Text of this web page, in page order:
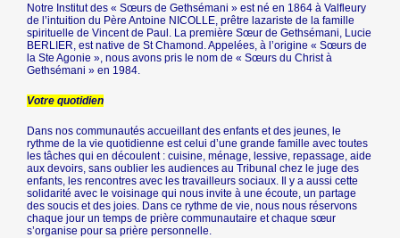
Notre Institut des « Sœurs de Gethsémani » est né en 1864 à Valfleury
de l’intuition du Père Antoine NICOLLE, prêtre lazariste de la famille
spirituelle de Vincent de Paul. La première Sœur de Gethsémani, Lucie
BERLIER, est native de St Chamond. Appelées, à l’origine « Sœurs de
la Ste Agonie », nous avons pris le nom de « Sœurs du Christ à
Gethsémani » en 1984.
Votre quotidien
Dans nos communautés accueillant des enfants et des jeunes, le
rythme de la vie quotidienne est celui d’une grande famille avec toutes
les tâches qui en découlent : cuisine, ménage, lessive, repassage, aide
aux devoirs, sans oublier les audiences au Tribunal chez le juge des
enfants, les rencontres avec les travailleurs sociaux. Il y a aussi cette
solidarité avec le voisinage qui nous invite à une écoute, un partage
des soucis et des joies. Dans ce rythme de vie, nous nous réservons
chaque jour un temps de prière communautaire et chaque sœur
s’organise pour sa prière personnelle.